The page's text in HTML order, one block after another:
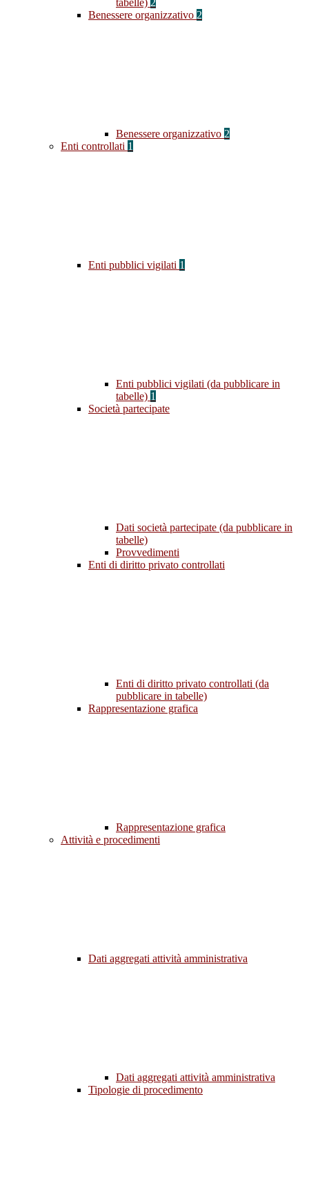
tabelle) 2
Benessere organizzativo 2
Benessere organizzativo 2
Enti controllati 1
Enti pubblici vigilati 1
Enti pubblici vigilati (da pubblicare in
tabelle) 1
Società partecipate
Dati società partecipate (da pubblicare in
tabelle)
Provvedimenti
Enti di diritto privato controllati
Enti di diritto privato controllati (da
pubblicare in tabelle)
Rappresentazione grafica
Rappresentazione grafica
Attività e procedimenti
Dati aggregati attività amministrativa
Dati aggregati attività amministrativa
Tipologie di procedimento